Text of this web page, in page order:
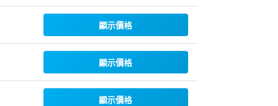
顯示價格
顯示價格
顯示價格